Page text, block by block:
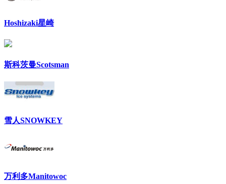
Hoshizaki星崎
斯科茨曼Scotsman
雪人SNOWKEY
万利多Manitowoc